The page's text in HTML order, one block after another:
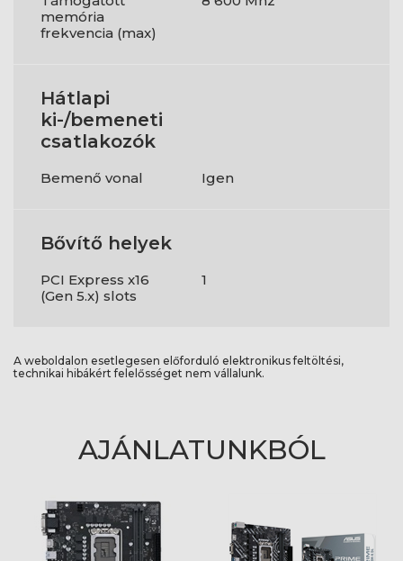
memória
frekvencia (max)
Hátlapi
ki-/bemeneti
csatlakozók
Bemenő vonal Igen
Bővítő helyek
PCI Express x16
(Gen 5.x) slots
1
A weboldalon esetlegesen előforduló elektronikus feltöltési,
technikai hibákért felelősséget nem vállalunk.
AJÁNLATUNKBÓL